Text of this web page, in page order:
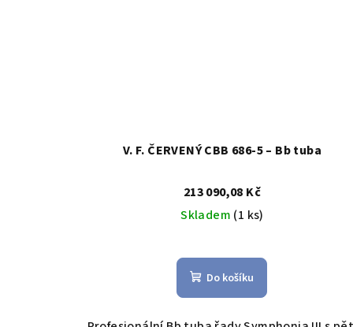
V. F. ČERVENÝ CBB 686-5 – Bb tuba
213 090,08 Kč
Skladem (1 ks)
Do košíku